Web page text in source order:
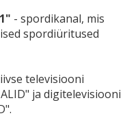
- spordikanal, mis
spordiüritused
televisiooni
ja digitelevisiooni
".